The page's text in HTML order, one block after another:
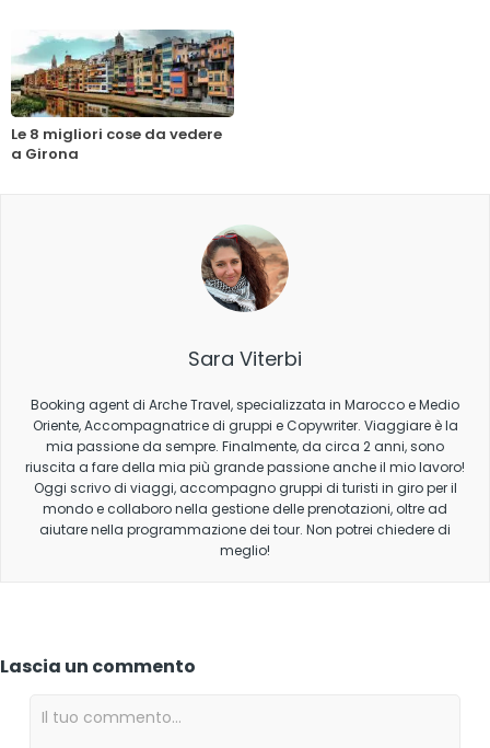
Le 8 migliori cose da vedere
a Girona
Sara Viterbi
Booking agent di Arche Travel, specializzata in Marocco e Medio
Oriente, Accompagnatrice di gruppi e Copywriter. Viaggiare è la
mia passione da sempre. Finalmente, da circa 2 anni, sono
riuscita a fare della mia più grande passione anche il mio lavoro!
Oggi scrivo di viaggi, accompagno gruppi di turisti in giro per il
mondo e collaboro nella gestione delle prenotazioni, oltre ad
aiutare nella programmazione dei tour. Non potrei chiedere di
meglio!
Lascia un commento